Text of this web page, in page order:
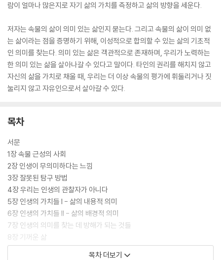
람이 얼마나 많은지로 자기 삶의 가치를 측정하고 삶의 방향을 세운다.
저자는 속물의 삶이 의미 있는 삶인지 묻는다. 그리고 속물의 삶이 의미 없
는 삶이라는 점을 증명하기 위해, 이성적으로 합의할 수 있는 삶의 기초적
인 의미를 찾는다. 의미 있는 삶은 객관적으로 존재하며, 우리가 노력하는
한 의미 있는 삶을 살아나갈 수 있다고 말이다. 타인의 권리를 해치지 않고
자신의 삶을 가치로 채울 때, 우리는 더 이상 속물의 평가에 휘둘리거나 짓
눌리지 않고 자유인으로서 살아갈 수 있다.
목차
서문
1장 속물 근성의 사회
2장 인생이 무의미하다는 느낌
3장 잘못된 탐구 방법
4장 우리는 인생의 관찰자가 아니다
5장 인생의 가치들 I - 삶의 내용적 의미
6장 인생의 가치들 II - 삶의 배경적 의미
7장 인생의 의미를 찾는 데 방해가 되는 것들
8장 기꺼운 삶
9장 인간적 선이 되는 상호작용
목차 더보기